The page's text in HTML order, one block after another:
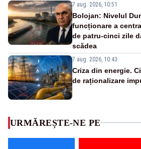
7 aug. 2026, 10:51
Bolojan: Nivelul
funcționare a
de patru-cinci zile
scădea
7 aug. 2026, 10:43
Criza din energie.
de raționalizare
URMĂREȘTE-NE PE